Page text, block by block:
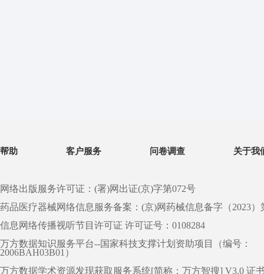
帮助 客户服务 问卷调查 关于我
网络出版服务许可证：(署)网出证(京)字第072号
药品医疗器械网络信息服务备案：(京)网药械信息备字（2023）
信息网络传播视听节目许可证 许可证号：0108284
万方数据知识服务平台--国家科技支撑计划资助项目（编号：
2006BAH03B01）
万方数据学术资源发现获取服务系统[简称：万方智搜] V3.0 证